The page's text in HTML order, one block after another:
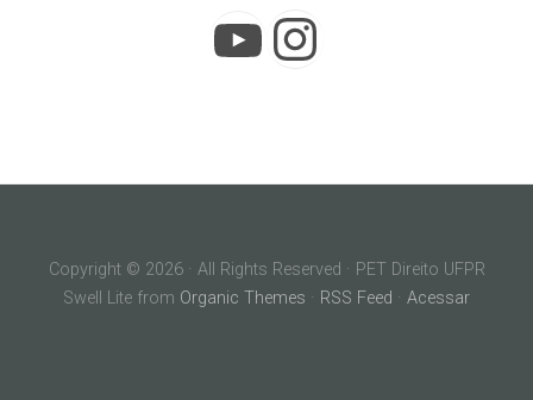
YouTube
Instagram
Copyright © 2026 · All Rights Reserved · PET Direito UFPR
Swell Lite from Organic Themes · RSS Feed · Acessar